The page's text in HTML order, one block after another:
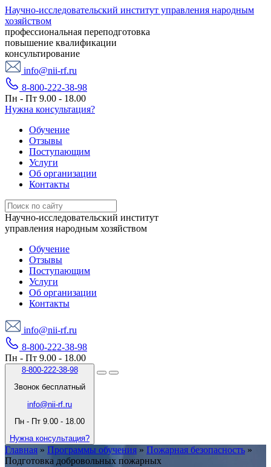
Научно-исследовательский институт управления народным
хозяйством
профессиональная переподготовка
повышение квалификации
консультирование
info@nii-rf.ru
8-800-222-38-98
Пн - Пт 9.00 - 18.00
Нужна консультация?
Обучение
Отзывы
Поступающим
Услуги
Об организации
Контакты
Научно-исследовательский институт
управления народным хозяйством
Обучение
Отзывы
Поступающим
Услуги
Об организации
Контакты
info@nii-rf.ru
8-800-222-38-98
Пн - Пт 9.00 - 18.00
8-800-222-38-98
Звонок бесплатный
info@nii-rf.ru
Пн - Пт 9.00 - 18.00
Нужна консультация?
Главная » Программы обучения » Пожарная безопасность »
Подготовка добровольных пожарных